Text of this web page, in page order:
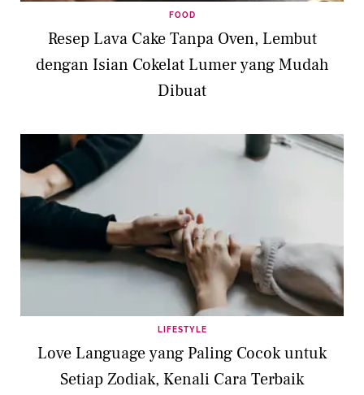
FOOD
Resep Lava Cake Tanpa Oven, Lembut
dengan Isian Cokelat Lumer yang Mudah
Dibuat
LIFESTYLE
Love Language yang Paling Cocok untuk
Setiap Zodiak, Kenali Cara Terbaik